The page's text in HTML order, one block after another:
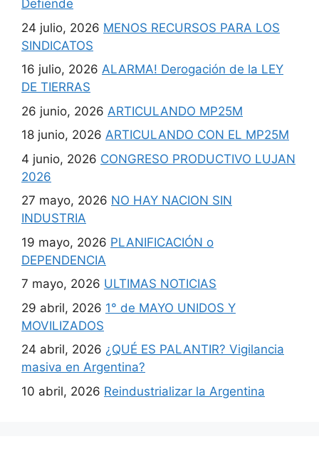
Defiende
24 julio, 2026 MENOS RECURSOS PARA LOS
SINDICATOS
16 julio, 2026 ALARMA! Derogación de la LEY
DE TIERRAS
26 junio, 2026 ARTICULANDO MP25M
18 junio, 2026 ARTICULANDO CON EL MP25M
4 junio, 2026 CONGRESO PRODUCTIVO LUJAN
2026
27 mayo, 2026 NO HAY NACION SIN
INDUSTRIA
19 mayo, 2026 PLANIFICACIÓN o
DEPENDENCIA
7 mayo, 2026 ULTIMAS NOTICIAS
29 abril, 2026 1° de MAYO UNIDOS Y
MOVILIZADOS
24 abril, 2026 ¿QUÉ ES PALANTIR? Vigilancia
masiva en Argentina?
10 abril, 2026 Reindustrializar la Argentina